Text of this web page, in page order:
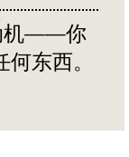
机——你
东西。